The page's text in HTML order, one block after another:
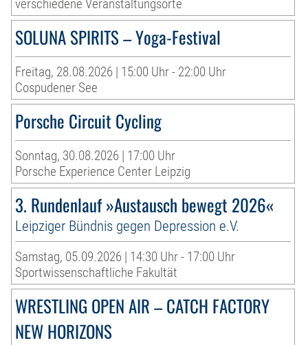
verschiedene Veranstaltungsorte
SOLUNA SPIRITS – Yoga-Festival
Freitag, 28.08.2026 | 15:00 Uhr - 22:00 Uhr
Cospudener See
Porsche Circuit Cycling
Sonntag, 30.08.2026 | 17:00 Uhr
Porsche Experience Center Leipzig
3. Rundenlauf »Austausch bewegt 2026«
Leipziger Bündnis gegen Depression e.V.
Samstag, 05.09.2026 | 14:30 Uhr - 17:00 Uhr
Sportwissenschaftliche Fakultät
WRESTLING OPEN AIR – CATCH FACTORY
NEW HORIZONS